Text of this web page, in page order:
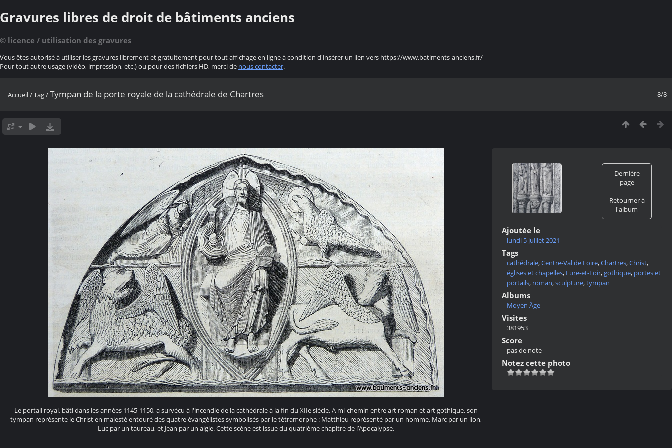
Gravures libres de droit de bâtiments anciens
© licence / utilisation des gravures
Vous êtes autorisé à utiliser les gravures librement et gratuitement pour tout affichage en ligne à condition d'insérer un lien vers https://www.batiments-anciens.fr/
Pour tout autre usage (vidéo, impression, etc.) ou pour des fichiers HD, merci de nous contacter.
8/8
Accueil/Tag/Tympan de la porte royale de la cathédrale de Chartres
Le portail royal, bâti dans les années 1145-1150, a survécu à l'incendie de la cathédrale à la fin du XIIe siècle. A mi-chemin entre art roman et art gothique, son
tympan représente le Christ en majesté entouré des quatre évangélistes symbolisés par le tétramorphe : Matthieu représenté par un homme, Marc par un lion,
Luc par un taureau, et Jean par un aigle. Cette scène est issue du quatrième chapitre de l’Apocalypse.
Dernière
page
Retourner à
l'album
Ajoutée le
lundi 5 juillet 2021
Tags
cathédrale,Centre-Val de Loire,Chartres,Christ,
églises et chapelles, Eure-et-Loir,gothique, portes et
portails, roman,sculpture,tympan
Albums
Moyen Âge
Visites
381953
Score
pas de note
Notez cette photo